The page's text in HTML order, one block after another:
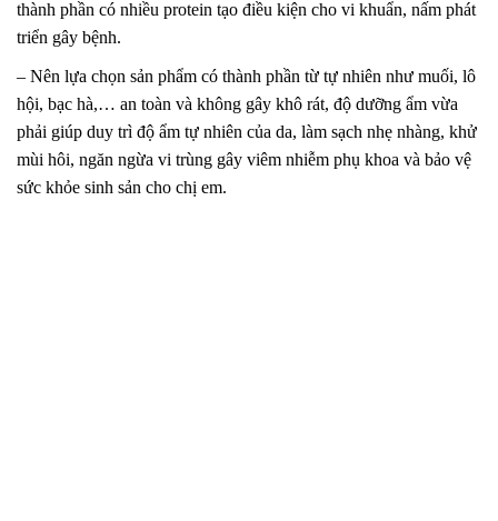
thành phần có nhiều protein tạo điều kiện cho vi khuẩn, nấm phát
triển gây bệnh.
– Nên lựa chọn sản phẩm có thành phần từ tự nhiên như muối, lô
hội, bạc hà,… an toàn và không gây khô rát, độ dưỡng ẩm vừa
phải giúp duy trì độ ẩm tự nhiên của da, làm sạch nhẹ nhàng, khử
mùi hôi, ngăn ngừa vi trùng gây viêm nhiễm phụ khoa và bảo vệ
sức khỏe sinh sản cho chị em.